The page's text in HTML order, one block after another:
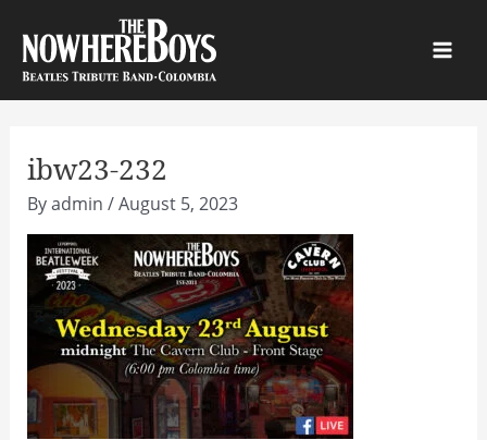
content
ibw23-232
Byadmin /August 5, 2023